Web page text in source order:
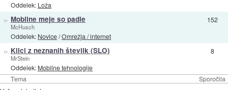
Tema Sporočila
Oddelek: Loža
» Mobilne meje so padle
McHusch
Oddelek: Novice/Omrežja / internet
152
» Klici z neznanih številk (SLO)
MrStein
Oddelek: Mobilne tehnologije
8